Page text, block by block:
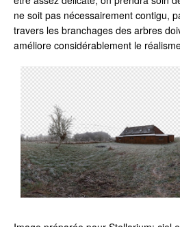
ne soit pas nécessairement contigu,
travers les branchages des arbres
améliore considérablement le